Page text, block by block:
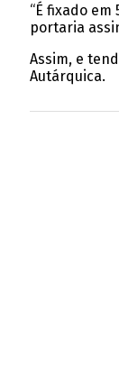
“É fixado
portaria
Assim, e
Autárquica.